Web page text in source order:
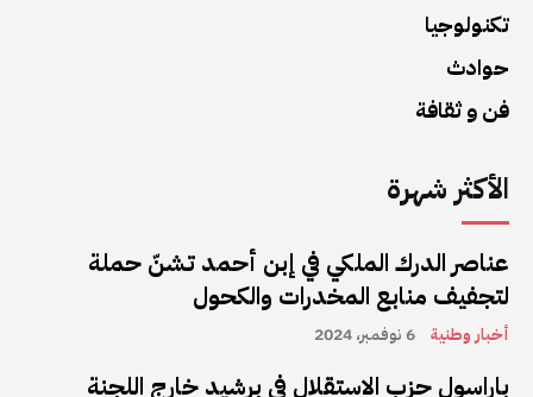
تكنولوجيا
حوادث
فن و ثقافة
الأكثر شهرة
عناصر الدرك الملكي في إبن أحمد تشنّ حملة
لتجفيف منابع المخدرات والكحول
أخبار وطنية 6 نوفمبر، 2024
باراسول حزب الاستقلال في برشيد خارج اللجنة